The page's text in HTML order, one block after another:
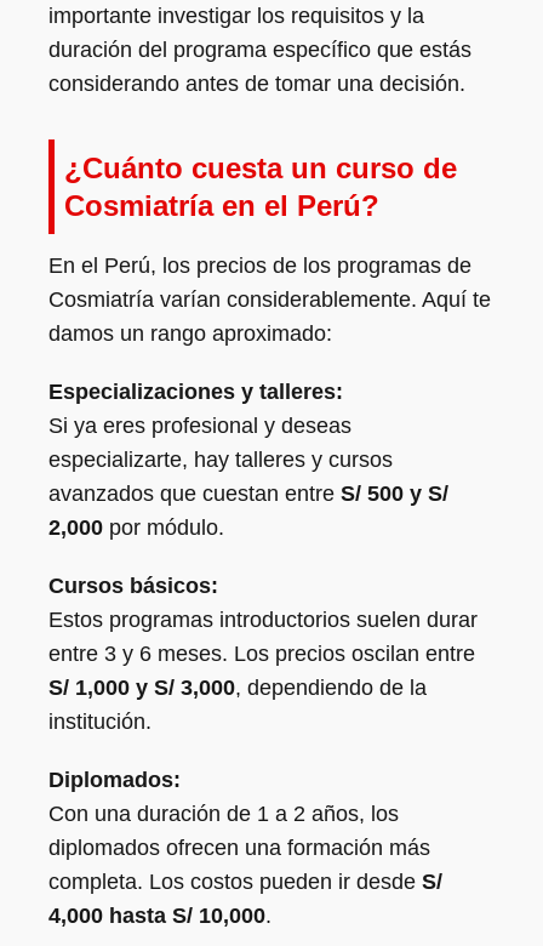
importante investigar los requisitos y la
duración del programa específico que estás
considerando antes de tomar una decisión.
¿Cuánto cuesta un curso de
Cosmiatría en el Perú?
En el Perú, los precios de los programas de
Cosmiatría varían considerablemente. Aquí te
damos un rango aproximado:
Especializaciones y talleres:
Si ya eres profesional y deseas
especializarte, hay talleres y cursos
avanzados que cuestan entre S/ 500 y S/
2,000 por módulo.
Cursos básicos:
Estos programas introductorios suelen durar
entre 3 y 6 meses. Los precios oscilan entre
S/ 1,000 y S/ 3,000, dependiendo de la
institución.
Diplomados:
Con una duración de 1 a 2 años, los
diplomados ofrecen una formación más
completa. Los costos pueden ir desde S/
4,000 hasta S/ 10,000.